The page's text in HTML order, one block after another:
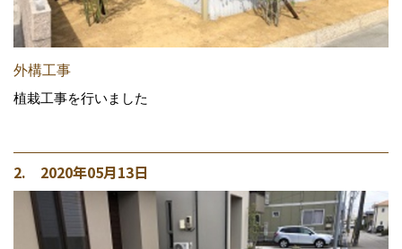
外構工事
植栽工事を行いました
2. 2020年05月13日